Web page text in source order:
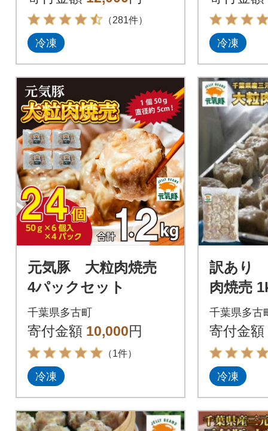
（281件）
冷凍 冷凍
元気豚 大粒肉焼売
4パックセット
千葉県多古町
寄付金額 10,000円
（1件）
冷凍
訳あり
肉焼売
入り)
千葉県多古
寄付金額
冷凍